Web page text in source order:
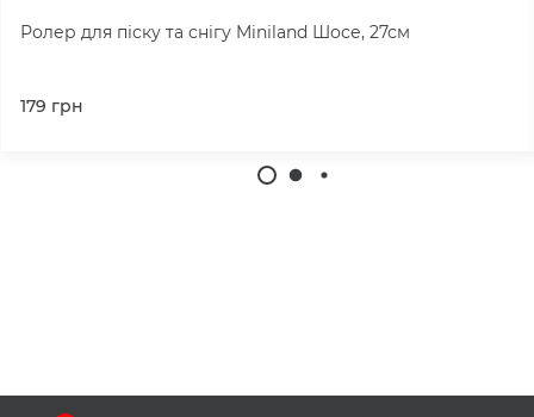
Ролер для піску та снігу Miniland Шосе, 27см
179 грн